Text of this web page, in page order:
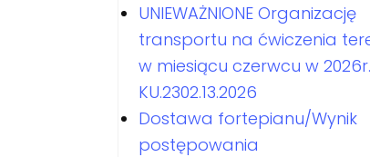
UNIEWAŻNIONE Organizację
transportu na ćwiczenia
w miesiącu czerwcu w 2026r.
KU.2302.13.2026
Dostawa fortepianu/Wynik
postępowania